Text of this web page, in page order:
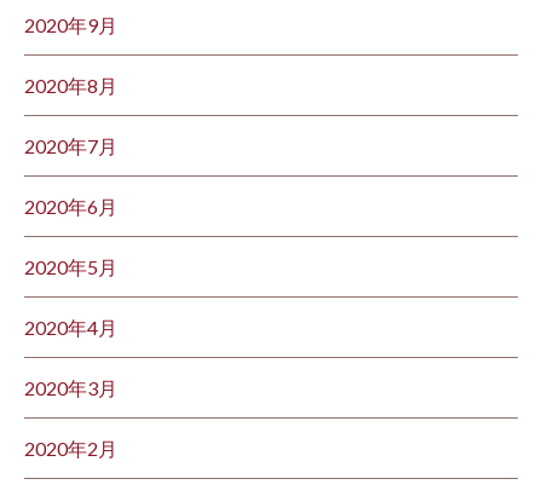
2020年9月
2020年8月
2020年7月
2020年6月
2020年5月
2020年4月
2020年3月
2020年2月